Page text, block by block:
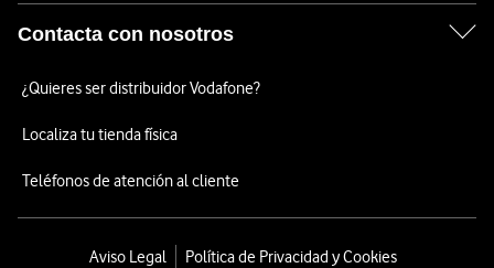
Contacta con nosotros
¿Quieres ser distribuidor Vodafone?
Localiza tu tienda física
Teléfonos de atención al cliente
Aviso Legal
Política de Privacidad y Cookies